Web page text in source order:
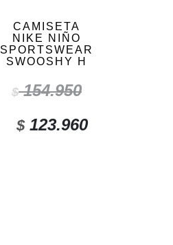
CAMISETA
NIKE NIÑO
SPORTSWEAR
SWOOSHY H
$154.950
$123.960